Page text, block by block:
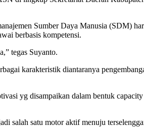
Sumber Daya Manusia (SDM)
berbasis kompetensi.
tegas Suyanto.
karakteristik diantaranya
yg disampaikan dalam bentuk
salah satu motor aktif menuju